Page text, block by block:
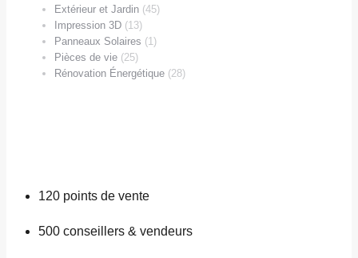
Extérieur et Jardin (45)
Impression 3D (13)
Panneaux Solaires (1)
Pièces de vie (25)
Rénovation Énergétique (28)
120 points de vente
500 conseillers & vendeurs